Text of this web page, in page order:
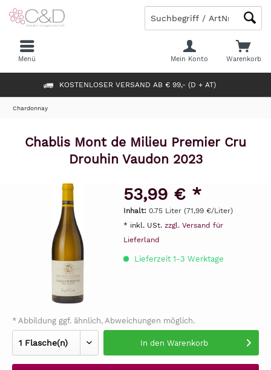
KOSTENLOSER VERSAND AB € 99,- (D + AT)
Warenkorb
Mein Konto
Menü
Chardonnay
Chablis Mont de Milieu Premier Cru
Drouhin Vaudon 2023
53,99 € *
Inhalt: 0.75 Liter (71,99 €/Liter)
* inkl. USt. zzgl. Versand für
Lieferland
Lieferzeit 1-3 Werktage
* Abbildung ggf. ähnlich, Abweichungen möglich.
In den Warenkorb